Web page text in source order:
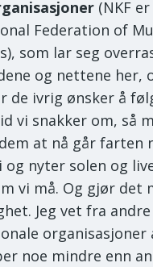
(NKF
Federation of
som lar seg
og nettene her,
de ivrig ønsker å
vi snakker om, så
at nå går farten
og nyter solen og
vi må. Og gjør det
Jeg vet fra
organisasjoner
noe mindre enn